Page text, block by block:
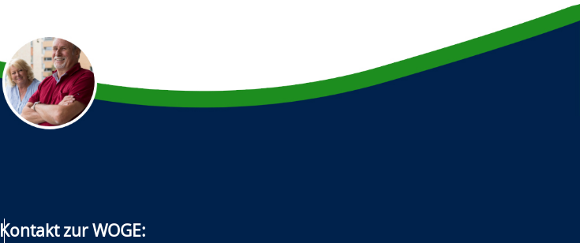
Kontakt zur WOGE: